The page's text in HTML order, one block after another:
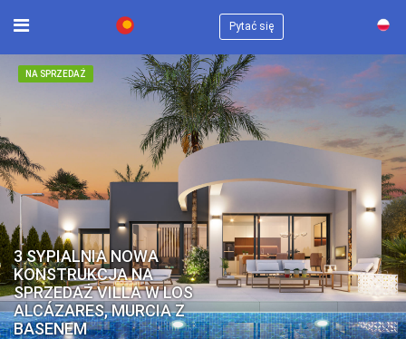
Pytać się
NA SPRZEDAŻ
3 SYPIALNIA NOWA
KONSTRUKCJA NA
SPRZEDAŻ VILLA W LOS
ALCÁZARES, MURCIA Z
BASENEM